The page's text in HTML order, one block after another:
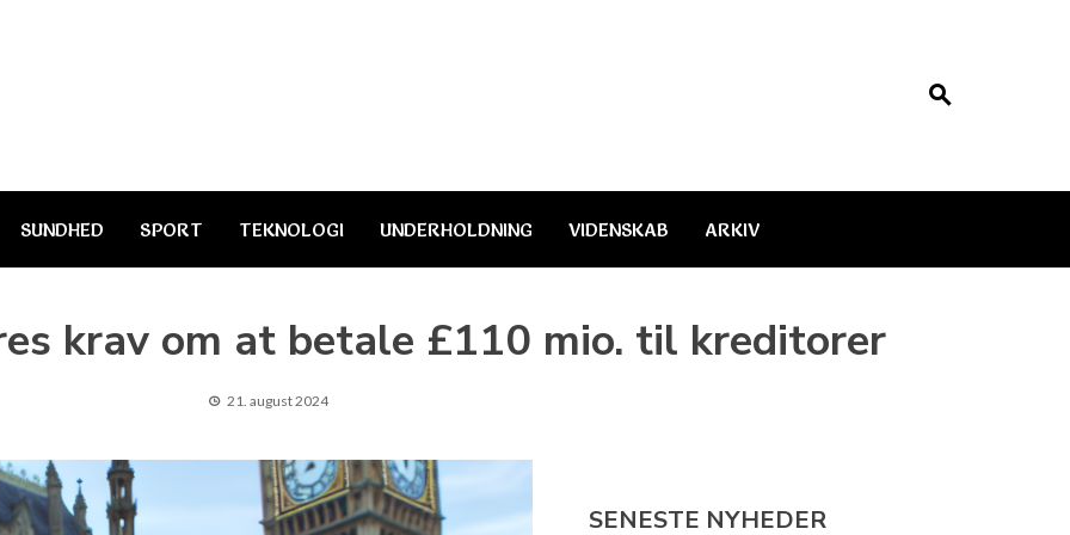
SUNDHED SPORT TEKNOLOGI UNDERHOLDNING VIDENSKAB ARKIV
krav om at betale £110 mio. til kreditorer
21. august 2024
SENESTE NYHEDER